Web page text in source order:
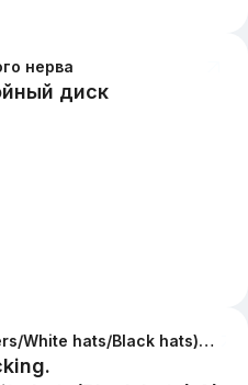
нерва
3. Hacking. (Hackers/Crackers/White hats/Black hats) A) The history of Hacking. B) Famous hackers of 20th/21st Century